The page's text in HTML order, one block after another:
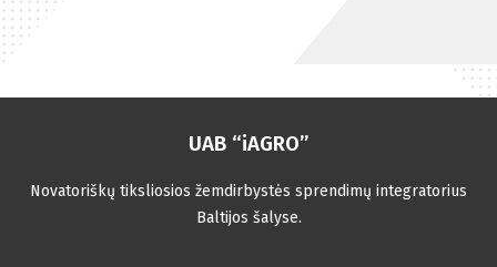
UAB “iAGRO”
Novatoriškų tiksliosios žemdirbystės sprendimų integratorius
Baltijos šalyse.